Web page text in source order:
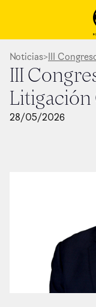
Noticias>III
III
Litigación
28/05/2026